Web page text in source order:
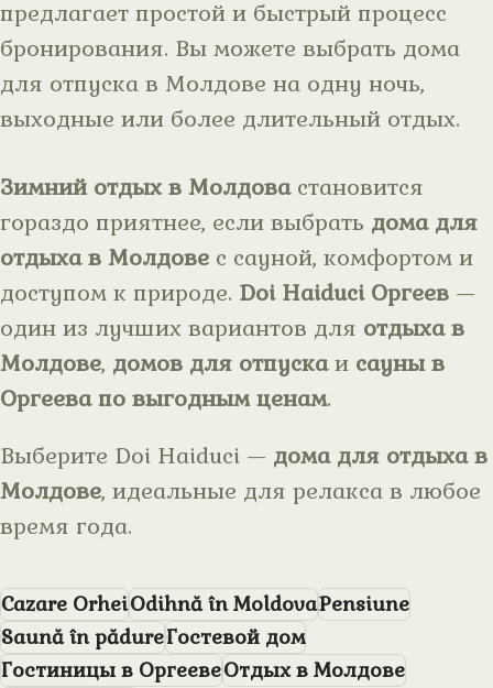
предлагает простой и быстрый процесс
бронирования. Вы можете выбрать дома
для отпуска в Молдове на одну ночь,
выходные или более длительный отдых.
Зимний отдых в Молдовастановится
гораздо приятнее, если выбрать дома для
отдыха в Молдове с сауной, комфортом и
доступом к природе. Doi Haiduci Оргеев —
один из лучших вариантов для отдыха в
Молдове, домов для отпускаи сауны в
Оргеева по выгодным ценам.
Выберите Doi Haiduci — дома для отдыха в
Молдове, идеальные для релакса в любое
время года.
Cazare OrheiOdihnă în MoldovaPensiune
Saună în pădureГостевой дом
Гостиницы в ОргеевеОтдых в Молдове